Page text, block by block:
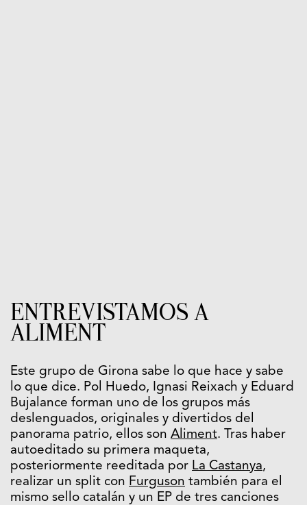
ENTREVISTAMOS A
ALIMENT
Este grupo de Girona sabe lo que hace y sabe
lo que dice. Pol Huedo, Ignasi Reixach y Eduard
Bujalance forman uno de los grupos más
deslenguados, originales y divertidos del
panorama patrio, ellos son Aliment. Tras haber
autoeditado su primera maqueta,
posteriormente reeditada por La Castanya,
realizar un split con Furguson también para el
mismo sello catalán y un EP de tres canciones